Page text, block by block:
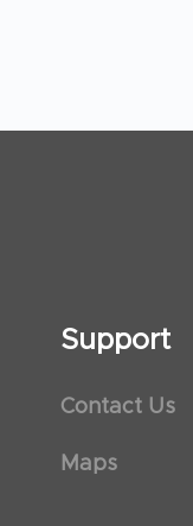
Support
Contact Us
Maps